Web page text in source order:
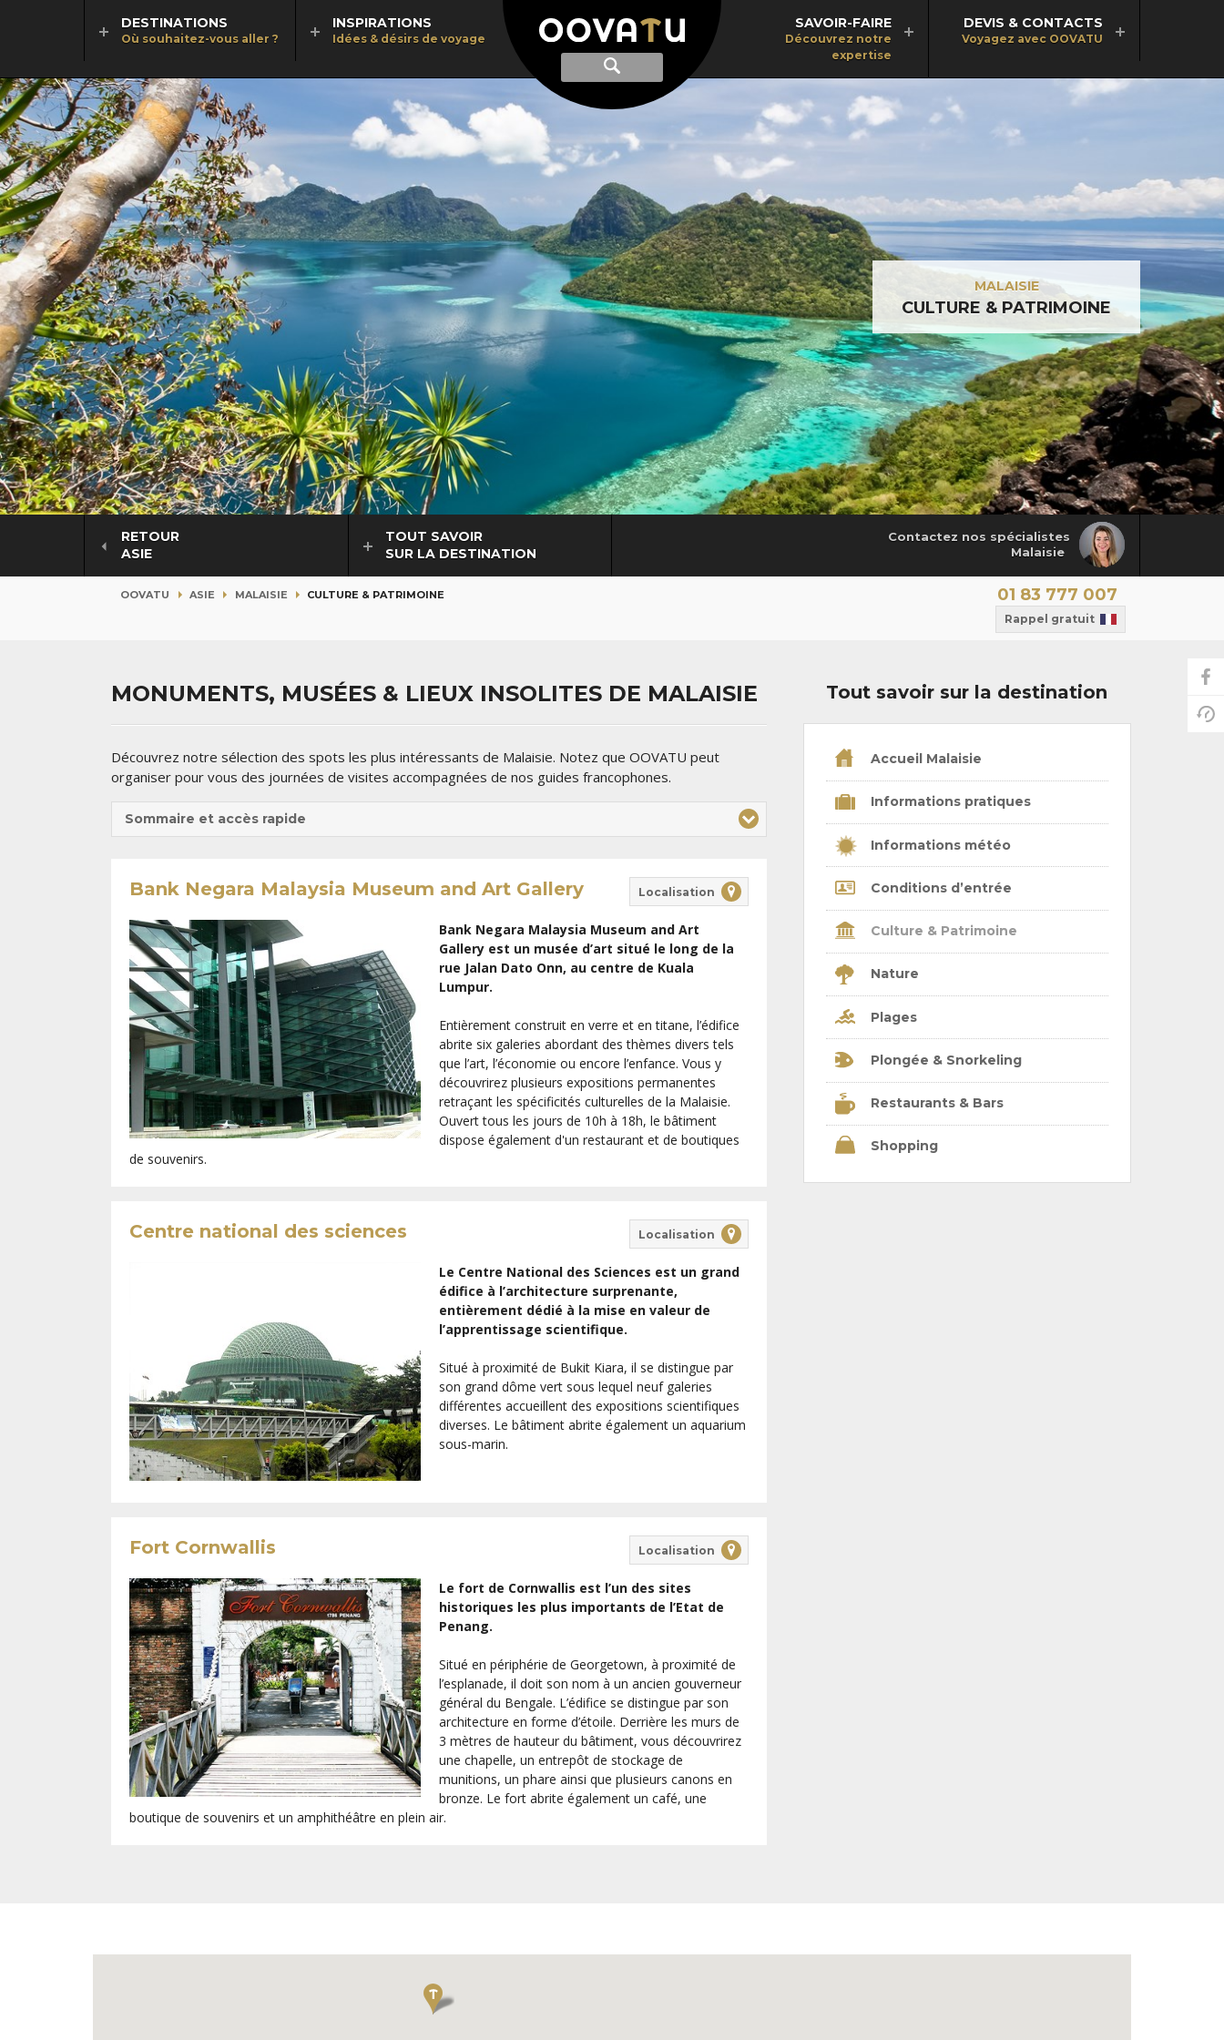
Afficher
recherche
Recherche
DESTINATIONS
Où souhaitez-vous aller ?
INSPIRATIONS
Idées & désirs de voyage
SAVOIR-FAIRE
Découvrez notre
expertise
DEVIS & CONTACTS
Voyagez avec OOVATU
MALAISIE
CULTURE & PATRIMOINE
Contactez nos spécialistes
Malaisie
RETOUR
ASIE
TOUT SAVOIR
SUR LA DESTINATION
OOVATU ASIE MALAISIE CULTURE & PATRIMOINE 01 83 777 007
Rappel gratuit
MONUMENTS, MUSÉES & LIEUX INSOLITES DE MALAISIE
Découvrez notre sélection des spots les plus intéressants de Malaisie. Notez que OOVATU peut
organiser pour vous des journées de visites accompagnées de nos guides francophones.
Sommaire et accès rapide
Bank Negara Malaysia Museum and Art Gallery Localisation
Bank Negara Malaysia Museum and Art
Gallery est un musée d’art situé le long de la
rue Jalan Dato Onn, au centre de Kuala
Lumpur.
Entièrement construit en verre et en titane, l’édifice
abrite six galeries abordant des thèmes divers tels
que l’art, l’économie ou encore l’enfance. Vous y
découvrirez plusieurs expositions permanentes
retraçant les spécificités culturelles de la Malaisie.
Ouvert tous les jours de 10h à 18h, le bâtiment
dispose également d'un restaurant et de boutiques
de souvenirs.
Centre national des sciences Localisation
Le Centre National des Sciences est un grand
édifice à l’architecture surprenante,
entièrement dédié à la mise en valeur de
l’apprentissage scientifique.
Situé à proximité de Bukit Kiara, il se distingue par
son grand dôme vert sous lequel neuf galeries
différentes accueillent des expositions scientifiques
diverses. Le bâtiment abrite également un aquarium
sous-marin.
Fort Cornwallis Localisation
Le fort de Cornwallis est l’un des sites
historiques les plus importants de l’Etat de
Penang.
Situé en périphérie de Georgetown, à proximité de
l’esplanade, il doit son nom à un ancien gouverneur
général du Bengale. L’édifice se distingue par son
architecture en forme d’étoile. Derrière les murs de
3 mètres de hauteur du bâtiment, vous découvrirez
une chapelle, un entrepôt de stockage de
munitions, un phare ainsi que plusieurs canons en
bronze. Le fort abrite également un café, une
boutique de souvenirs et un amphithéâtre en plein air.
Tout savoir sur la destination
Accueil Malaisie
Informations pratiques
Informations météo
Conditions d’entrée
Culture & Patrimoine
Nature
Plages
Plongée & Snorkeling
Restaurants & Bars
Shopping